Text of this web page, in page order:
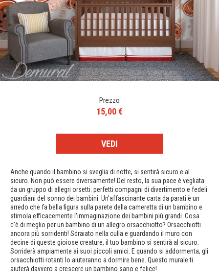
Prezzo
15,00 €
VEDI
Anche quando il bambino si sveglia di notte, si sentirà sicuro e al
sicuro. Non può essere diversamente! Del resto, la sua pace è vegliata
da un gruppo di allegri orsetti: perfetti compagni di divertimento e fedeli
guardiani del sonno dei bambini. Un'affascinante carta da parati è un
arredo che fa bella figura sulla parete della cameretta di un bambino e
stimola efficacemente l'immaginazione dei bambini più grandi. Cosa
c'è di meglio per un bambino di un allegro orsacchiotto? Orsacchiotti
ancora più sorridenti! Sdraiato nella culla e guardando il muro con
decine di queste gioiose creature, il tuo bambino si sentirà al sicuro.
Sorriderà ampiamente ai suoi piccoli amici. E quando si addormenta, gli
orsacchiotti rotanti lo aiuteranno a dormire bene. Questo murale ti
aiuterà davvero a crescere un bambino sano e felice!